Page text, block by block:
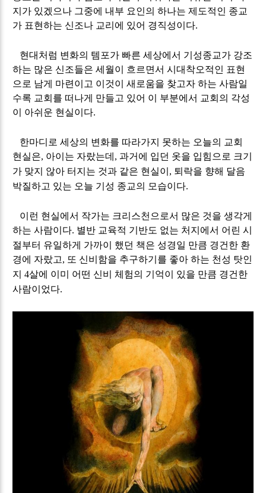
지가 있겠으나 그중에 내부 요인의 하나는 제도적인 종교
가 표현하는 신조나 교리에 있어 경직성이다.
현대처럼 변화의 템포가 빠른 세상에서 기성종교가 강조
하는 많은 신조들은 세월이 흐르면서 시대착오적인 표현
으로 남게 마련이고 이것이 새로움을 찾고자 하는 사람일
수록 교회를 떠나게 만들고 있어 이 부분에서 교회의 각성
이 아쉬운 현실이다.
한마디로 세상의 변화를 따라가지 못하는 오늘의 교회
현실은, 아이는 자랐는데,과거에 입던 옷을 입힘으로 크기
가 맞지 않아 터지는 것과 같은 현실이, 퇴락을 향해 달음
박질하고 있는 오늘 기성 종교의 모습이다.
이런 현실에서 작가는 크리스천으로서 많은 것을 생각게
하는 사람이다. 별반 교육적 기반도 없는 처지에서 어린 시
절부터 유일하게 가까이 했던 책은 성경일 만큼 경건한 환
경에 자랐고, 또 신비함을 추구하기를 좋아 하는 천성 탓인
지4살에 이미 어떤 신비 체험의 기억이 있을 만큼 경건한
사람이었다.